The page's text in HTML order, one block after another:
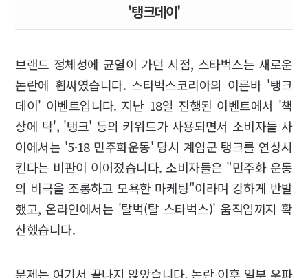
'탱크데이'
브랜드 정체성에 균열이 가던 시점, 스타벅스는 새로운
논란에 휩싸였습니다. 스타벅스코리아의 이른바 '탱크
데이' 이벤트입니다. 지난 18일 진행된 이벤트에서 '책
상에 탁', '탱크' 등의 키워드가 사용되면서 소비자들 사
이에서는 '5·18 민주화운동' 당시 계엄군 탱크를 연상시
킨다는 비판이 이어졌습니다. 소비자들은 "민주화 운동
의 비극을 조롱하고 모욕한 마케팅"이라며 강하게 반발
했고, 온라인에서는 '탈벅(탈 스타벅스)' 움직임까지 확
산했습니다.
문제는 여기서 끝나지 않았습니다. 논란 이후 일부 우파